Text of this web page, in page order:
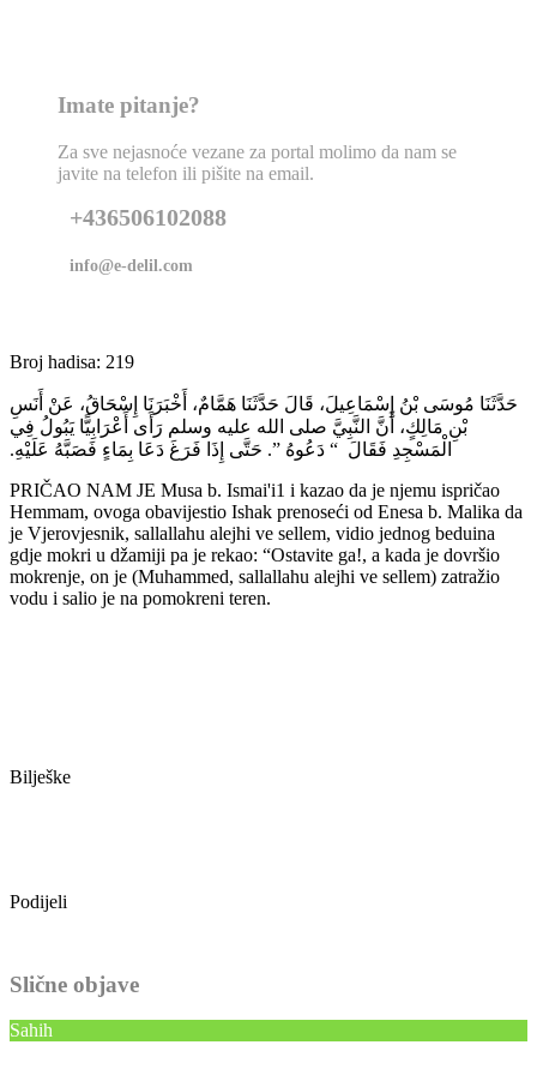
Imate pitanje?
Za sve nejasnoće vezane za portal molimo da nam se
javite na telefon ili pišite na email.
+436506102088
info@e-delil.com
Broj hadisa: 219
حَدَّثَنَا مُوسَى بْنُ إِسْمَاعِيلَ، قَالَ حَدَّثَنَا هَمَّامٌ، أَخْبَرَنَا إِسْحَاقُ، عَنْ أَنَسِ
بْنِ مَالِكٍ، أَنَّ النَّبِيَّ صلى الله عليه وسلم رَأَى أَعْرَابِيًّا يَبُولُ فِي
الْمَسْجِدِ فَقَالَ ‏ “‏ دَعُوهُ ‏”‏‏.‏ حَتَّى إِذَا فَرَغَ دَعَا بِمَاءٍ فَصَبَّهُ عَلَيْهِ‏.‏
PRIČAO NAM JE Musa b. Ismai'i1 i kazao da je njemu ispričao
Hemmam, ovoga obavijestio Ishak prenoseći od Enesa b. Malika da
je Vjerovjesnik, sallallahu alejhi ve sellem, vidio jednog beduina
gdje mokri u džamiji pa je rekao: “Ostavite ga!, a kada je dovršio
mokrenje, on je (Muhammed, sallallahu alejhi ve sellem) zatražio
vodu i salio je na pomokreni teren.
Bilješke
Podijeli
Slične objave
Sahih